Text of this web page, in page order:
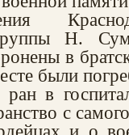
Н.
в
были
в
с